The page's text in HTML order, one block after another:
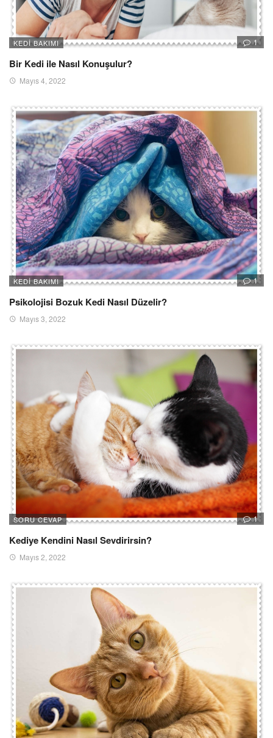
KEDI BAKIMI 1
Bir Kedi ile Nasıl Konuşulur?
Mayıs 4, 2022
KEDI BAKIMI 1
Psikolojisi Bozuk Kedi Nasıl Düzelir?
Mayıs 3, 2022
SORU CEVAP 1
Kediye Kendini Nasıl Sevdirirsin?
Mayıs 2, 2022